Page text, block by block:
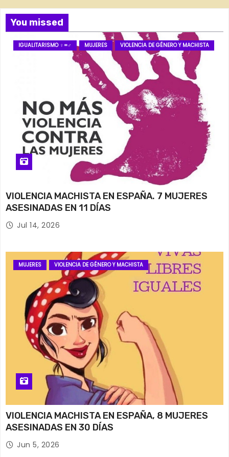
You missed
IGUALITARISMO ♀=♂ MUJERES VIOLENCIA DE GÉNERO Y MACHISTA
VIOLENCIA MACHISTA EN ESPAÑA. 7 MUJERES
ASESINADAS EN 11 DÍAS
Jul 14, 2026
MUJERES VIOLENCIA DE GÉNERO Y MACHISTA
VIOLENCIA MACHISTA EN ESPAÑA, 8 MUJERES
ASESINADAS EN 30 DÍAS
Jun 5, 2026